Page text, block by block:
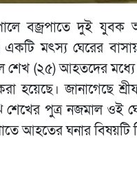
বজ্রপাতে দুই
মৎস্য ঘেরের
(২৫) আহতদের মধ্যে
হয়েছে। জানাগেছে
পুত্র নজমাল ওই
আহতের ঘনার বিষয়টি